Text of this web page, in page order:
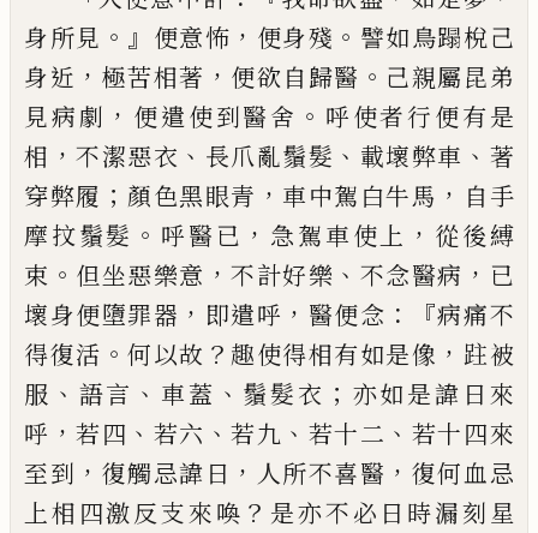
身所見 。』 便意怖 ， 便身殘 。 譬如鳥蹋梲己
身近 ， 極苦相著 ， 便欲自歸醫 。 己親屬昆弟
見病劇 ， 便遣使到醫舍 。 呼使者行便有是
相 ，不潔惡衣 、 長爪亂鬚髮 、 載壞弊車 、 著
穿弊履 ； 顏色黑眼青 ， 車中駕白牛馬 ， 自手
摩抆鬚髮 。 呼醫已 ， 急駕車使上 ， 從後縛
束 。 但坐惡樂意 ，不計好樂 、 不念醫病 ， 已
壞身便墮罪器 ， 即遣呼 ， 醫便念 ：『病痛不
得復活 。何以故 ？ 趣使得相有如是像 ，跓被
服 、 語言 、 車蓋 、 鬚髮衣 ； 亦如是諱 日 來
呼 ，若四 、 若六 、若九 、 若十二 、 若十四來
至到 ， 復觸忌諱 日 ， 人所不喜醫 ， 復何血忌
上相四激反支來喚 ？ 是亦不必日時漏刻 星